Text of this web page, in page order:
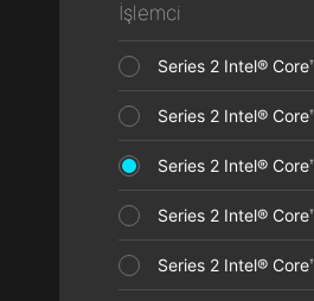
İşlemci
Series 2 Intel®
Series 2 Intel®
Series 2 Intel®
Series 2 Intel®
Series 2 Intel®